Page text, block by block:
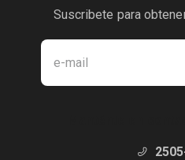
Suscribete para